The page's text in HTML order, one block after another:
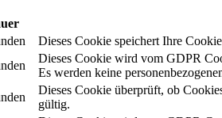
Dieses Cookie speichert Ihre
Dieses Cookie wird vom GDPR
Es werden keine
Dieses Cookie überprüft, ob
gültig.